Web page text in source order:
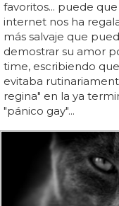
favoritos... puede
internet nos ha
más salvaje que
demostrar su amor
time, escribiendo
evitaba
regina" en la ya
"pánico gay"...